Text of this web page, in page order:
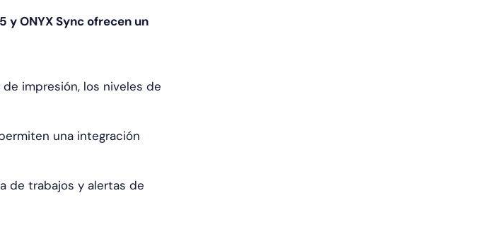
y ONYX Sync ofrecen un
impresión, los niveles de
una integración
de trabajos y alertas de